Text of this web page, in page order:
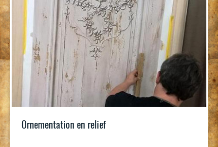
Ornementation en relief